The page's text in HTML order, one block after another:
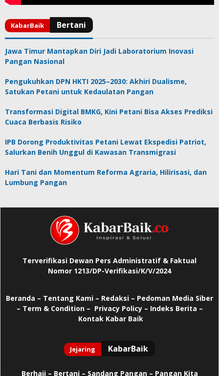
Jawa Timur Mantapkan Diri Jadi Laboratorium Inovasi
Pangan Nasional
Pengukuhkan DPN HKTI 2025–2030: Akhiri Dualisme,
Satukan Petani untuk Kedaulatan Pangan
Transformasi Digital BMKG, Kini Petani Bisa Akses Prediksi
Cuaca Berbasis Risiko
IPB Dorong Produktivitas Petani Lewat Ekspedisi Patriot,
Salurkan Benih Unggul di Kawasan Transmigrasi
Hari Tani dan Momentum Reforma Agraria, Hilirisasi, dan
Lumbung Pangan
Terverifikasi Dewan Pers Administratif & Faktual
Nomor 1213/DP-Verifikasi/K/V/2024
Beranda – Tentang Kami – Redaksi – Pedoman Media Siber
– Term & Condition – Privacy Policy– Indeks Berita –
Kontak Kabar Baik
Berhaji– Bertani – Sandang Pangan – Pangan Kita